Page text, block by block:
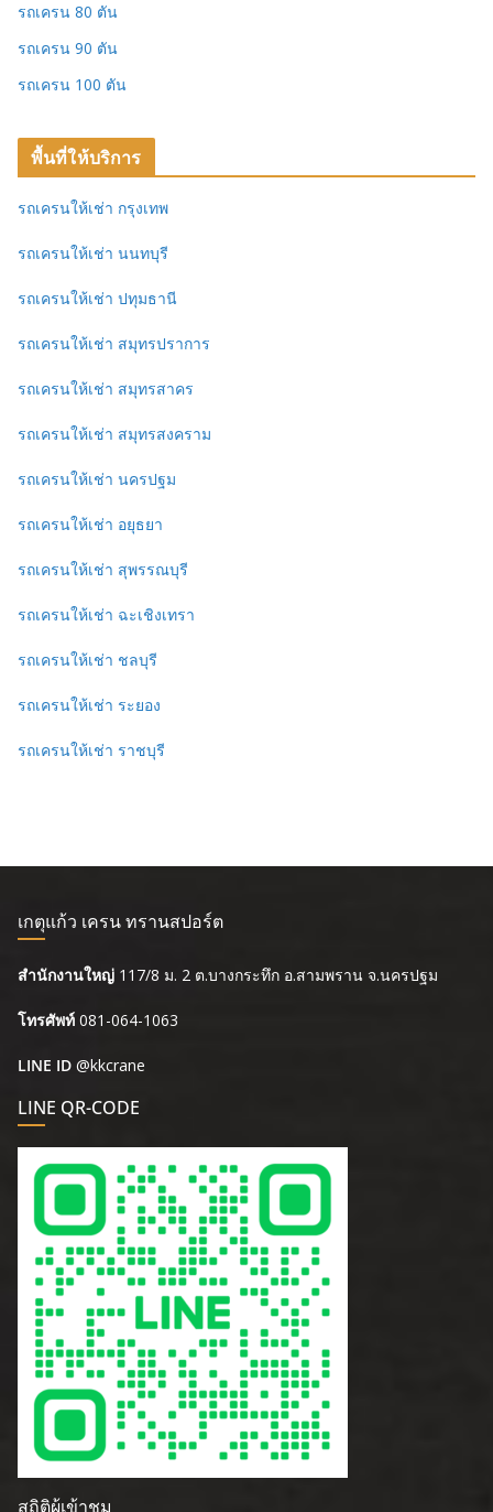
รถเครน 80 ตัน
รถเครน 90 ตัน
รถเครน 100 ตัน
พื้นที่ให้บริการ
รถเครนให้เช่า กรุงเทพ
รถเครนให้เช่า นนทบุรี
รถเครนให้เช่า ปทุมธานี
รถเครนให้เช่า สมุทรปราการ
รถเครนให้เช่า สมุทรสาคร
รถเครนให้เช่า สมุทรสงคราม
รถเครนให้เช่า นครปฐม
รถเครนให้เช่า อยุธยา
รถเครนให้เช่า สุพรรณบุรี
รถเครนให้เช่า ฉะเชิงเทรา
รถเครนให้เช่า ชลบุรี
รถเครนให้เช่า ระยอง
รถเครนให้เช่า ราชบุรี
เกตุแก้ว เครน ทรานสปอร์ต
สำนักงานใหญ่ 117/8 ม. 2 ต.บางกระทึก อ.สามพราน จ.นครปฐม
โทรศัพท์ 081-064-1063
LINE ID @kkcrane
LINE QR-CODE
สถิติผู้เข้าชม